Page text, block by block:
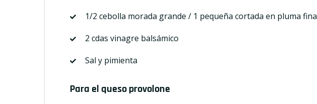
1/2 cebolla morada grande / 1 pequeña cortada en pluma fina
2 cdas vinagre balsámico
Sal y pimienta
Para el queso provolone